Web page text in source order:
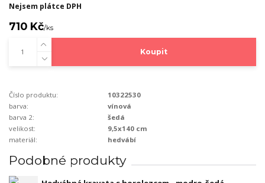
Nejsem plátce DPH
710 Kč/ks
Koupit
Číslo produktu:
10322530
barva:
vínová
barva 2:
šedá
velikost:
9,5x140 cm
materiál:
hedvábí
Podobné produkty